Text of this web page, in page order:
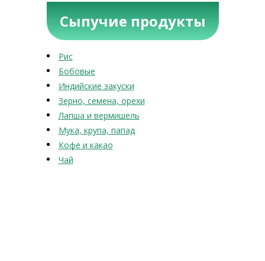
Сыпучие продукты
Рис
Бобовые
Индийские закуски
Зерно, семена, орехи
Лапша и вермишель
Мука, крупа, папад
Кофе и какао
Чай